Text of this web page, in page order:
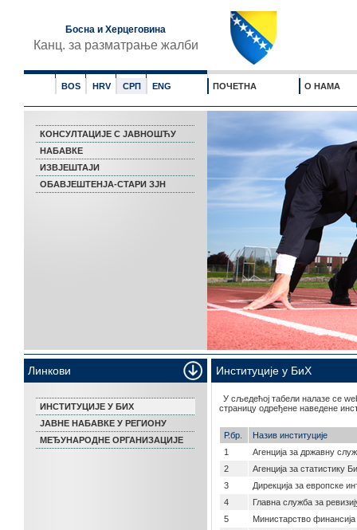
Босна и Херцеговина
Канц. за разматрање жалби
BOS HRV СРП ENG ПОЧЕТНА О НАМА
КОНСУЛТАЦИЈЕ С ЈАВНОШЋУ
НАБАВКЕ
ИЗВЈЕШТАЈИ
ОБАВЈЕШТЕНЈА-СТАРИ ЗЈН
Линкови
ИНСТИТУЦИЈЕ У БИХ
ЈАВНЕ НАБАВКЕ У РЕГИОНУ
МЕЂУНАРОДНЕ ОРГАНИЗАЦИЈЕ
Институције у БиХ
У сљедећој табели налазе се
страницу одређене наведене
Р.бр.
Назив институције
1
Агенција за државну
2
Агенција за статистику
3
Дирекција за европске
4
Главна служба за
5
Министарство